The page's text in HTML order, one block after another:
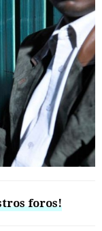
foros!